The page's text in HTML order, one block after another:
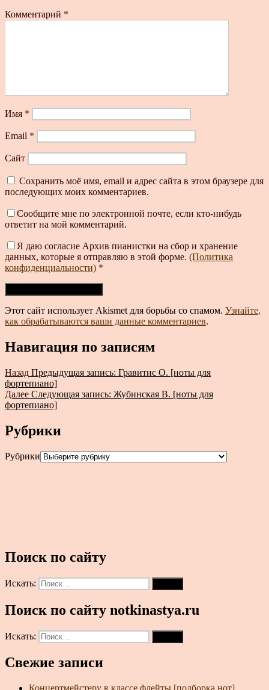
Комментарий *
Имя *
Email *
Сайт
Сохранить моё имя, email и адрес сайта в этом браузере для
последующих моих комментариев.
Сообщите мне по электронной почте, если кто-нибудь
ответит на мой комментарий.
Я даю согласие Архив пианистки на сбор и хранение
данных, которые я отправляю в этой форме. (Политика
конфиденциальности) *
Этот сайт использует Akismet для борьбы со спамом. Узнайте,
как обрабатываются ваши данные комментариев.
Навигация по записям
Назад Предыдущая запись: Гравитис О. [ноты для
фортепиано]
Далее Следующая запись: Жубинская В. [ноты для
фортепиано]
Рубрики
Рубрики
Поиск по сайту
Искать:
Поиск по сайту notkinastya.ru
Искать:
Свежие записи